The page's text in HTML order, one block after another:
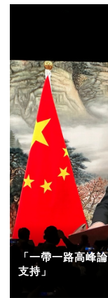
「一帶一路高峰
支持」